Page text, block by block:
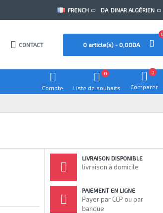
FRENCH DA DINAR ALGÉRIEN
CONTACT 0 article(s) - 0,00DA
Compte Liste de souhaits
0
Comparer
0
LIVRAISON DISPONIBLE
livraison à domicile
PAIEMENT EN LIGNE
Payer par CCP ou par
banque